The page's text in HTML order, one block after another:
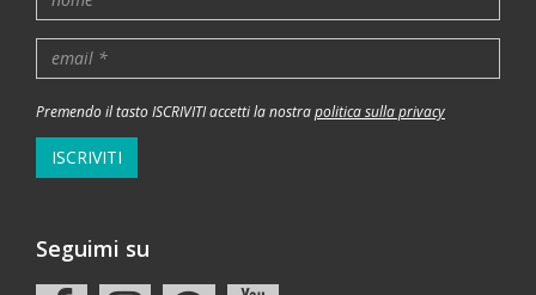
Premendo il tasto ISCRIVITI accetti la nostrapolitica sulla privacy
ISCRIVITI
Seguimi su